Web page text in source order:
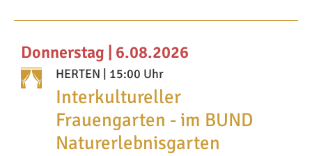
Donnerstag | 6.08.2026
HERTEN | 15:00 Uhr
Interkultureller
Frauengarten - im BUND
Naturerlebnisgarten